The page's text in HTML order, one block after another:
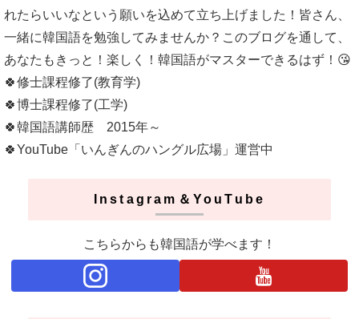
れたらいいなという願いを込めて立ち上げました！皆さん、
一緒に韓国語を勉強してみませんか？このブログを通して、
あなたもきっと！楽しく！韓国語がマスターできるはず！😘
🍀修士課程修了(教育学)
🍀博士課程修了(工学)
🍀韓国語講師歴 2015年～
🍀YouTube「いんぎんのハングル広場」運営中
Instagram＆YouTube
こちらからも韓国語が学べます！